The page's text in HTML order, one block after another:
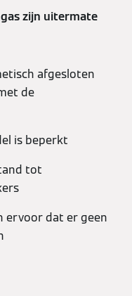
zijn uitermate
afgesloten
de
is beperkt
tot
ervoor dat er geen